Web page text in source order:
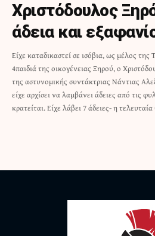
Χριστόδουλος
άδεια και
Είχε καταδικαστεί σε ισόβια, ως μέλος
4παιδιά της οικογένειας Ξηρού, ο
της αστυνομικής συντάκτριας Νάντιας
είχε αρχίσει να λαμβάνει άδειες από τις
κρατείται. Είχε λάβει 7 άδειες- η